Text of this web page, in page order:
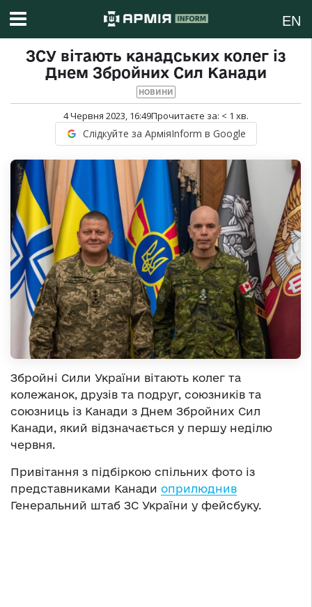
EN
ЗСУ вітають канадських колег із
Днем Збройних Сил Канади
НОВИНИ
4 Червня 2023, 16:49Прочитаєте за: < 1 хв.
Слідкуйте за АрміяInform в Google
Збройні Сили України вітають колег та
колежанок, друзів та подруг, союзників та
союзниць із Канади з Днем Збройних Сил
Канади, який відзначається у першу неділю
червня.
Привітання з підбіркою спільних фото із
представниками Канади оприлюднив
Генеральний штаб ЗС України у фейсбуку.